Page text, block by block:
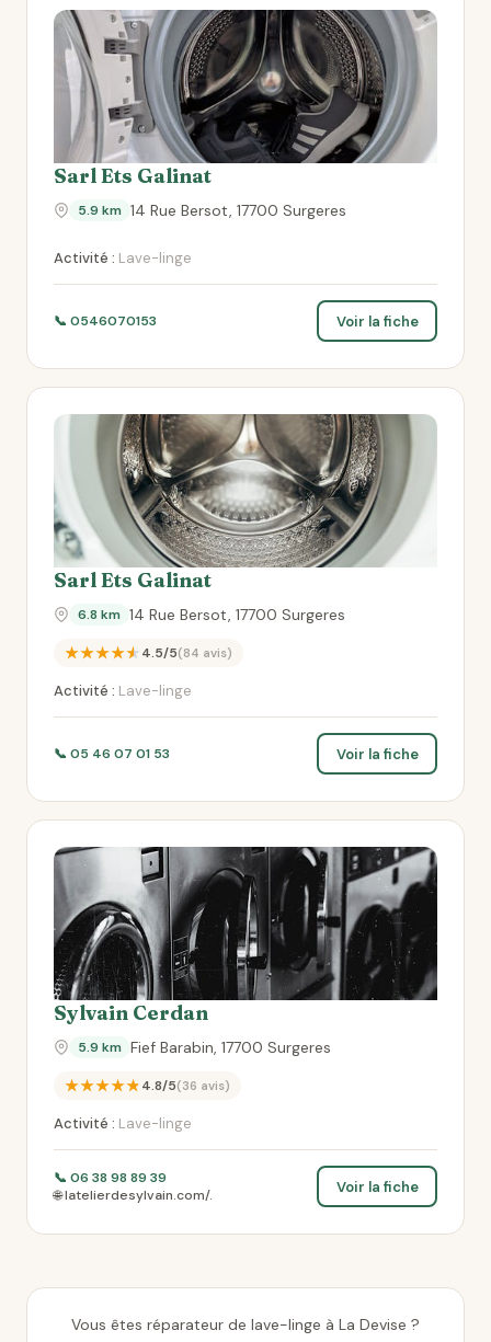
Sarl Ets Galinat
5.9 km 14 Rue Bersot, 17700 Surgeres
Activité : Lave-linge
📞 0546070153 Voir la fiche
Sarl Ets Galinat
6.8 km 14 Rue Bersot, 17700 Surgeres
★★★★★4.5/5(84 avis)
Activité : Lave-linge
📞 05 46 07 01 53 Voir la fiche
Sylvain Cerdan
5.9 km Fief Barabin, 17700 Surgeres
★★★★★4.8/5(36 avis)
Activité : Lave-linge
📞 06 38 98 89 39
🌐 latelierdesylvain.com/.
Voir la fiche
Vous êtes réparateur de lave-linge à La Devise ?